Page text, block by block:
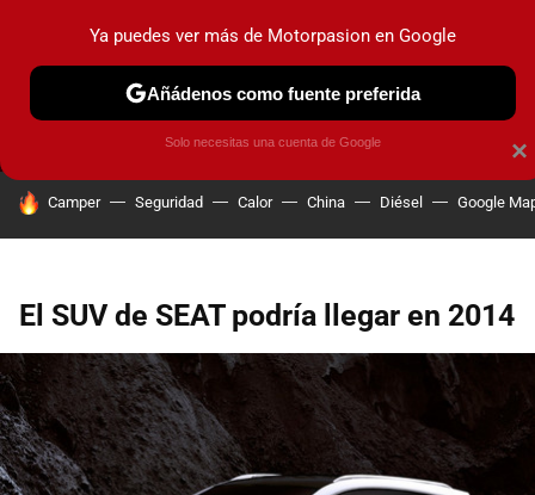
MENÚ NUEVO
COCHES ELÉCTRICOS OBSERVATORIO
HOY SE HABLA DE
Camper Seguridad Calor China Diésel Google
El SUV de SEAT podría llegar en 2014
×
Ya puedes ver más de Motorpasion en Google
Añádenos como fuente preferida
Solo necesitas una cuenta de Google